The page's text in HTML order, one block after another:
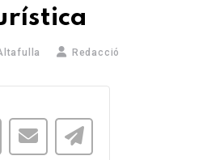
Redacció